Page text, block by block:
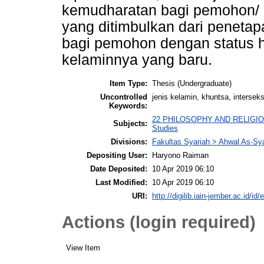
kemudharatan bagi
yang ditimbulkan dari
bagi pemohon dengan status
kelaminnya yang baru.
Item Type: Thesis (Undergraduate)
Uncontrolled
Keywords:
jenis kelamin, khuntsa,
Subjects:
22 PHILOSOPHY AND
Studies
Divisions:
Fakultas Syariah > Ahwal As-
Depositing User:
Haryono Raiman
Date Deposited:
10 Apr 2019 06:10
Last Modified:
10 Apr 2019 06:10
URI:
http://digilib.iain-jember.ac.id/id/
Actions (login required)
View Item